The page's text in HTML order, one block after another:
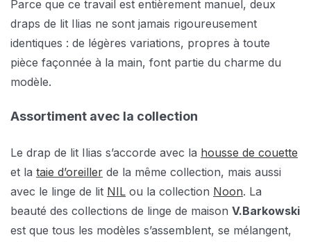
Parce que ce travail est entièrement manuel, deux
draps de lit Ilias ne sont jamais rigoureusement
identiques : de légères variations, propres à toute
pièce façonnée à la main, font partie du charme du
modèle.
Assortiment avec la collection
Le drap de lit Ilias s’accorde avec la housse de couette
et la taie d’oreiller de la même collection, mais aussi
avec le linge de lit NIL ou la collection Noon. La
beauté des collections de linge de maison V.Barkowski
est que tous les modèles s’assemblent, se mélangent,